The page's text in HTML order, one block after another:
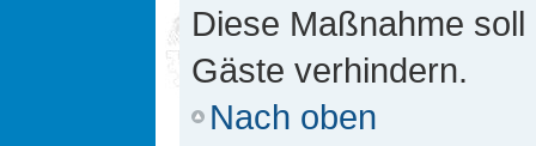
Diese Maßnahme
Gäste verhindern.
Nach oben